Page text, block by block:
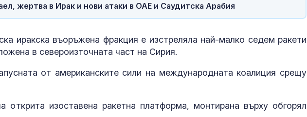
жертва в Ирак и нови атаки в ОАЕ и Саудитска Арабия
иракска въоръжена фракция е изстреляла най-малко седем ракети
в североизточната част на Сирия.
от американските сили на международната коалиция срещу
открита изоставена ракетна платформа, монтирана върху обгорял
И днес жега, но